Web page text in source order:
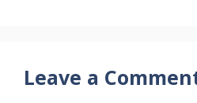
Leave a